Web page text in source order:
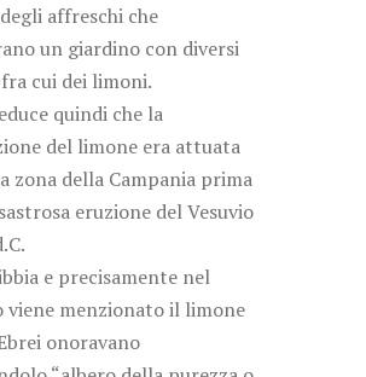
affreschi che
un giardino con diversi
cui dei limoni.
quindi che la
del limone era attuata
zona della Campania prima
eruzione del Vesuvio
e precisamente nel
viene menzionato il limone
onoravano